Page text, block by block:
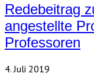
Redebeitrag
angestellte
Professoren
4. Juli 2019